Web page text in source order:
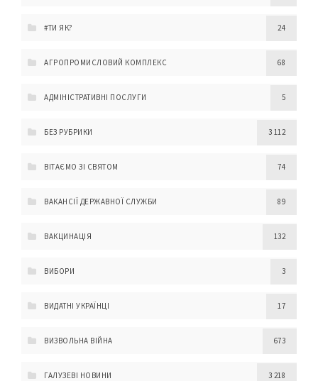
#ТИ ЯК? 24
АГРОПРОМИСЛОВИЙ КОМПЛЕКС 68
АДМІНІСТРАТИВНІ ПОСЛУГИ 5
БЕЗ РУБРИКИ 3 112
ВІТАЄМО ЗІ СВЯТОМ 74
ВАКАНСІЇ ДЕРЖАВНОЇ СЛУЖБИ 89
ВАКЦИНАЦІЯ 132
ВИБОРИ 3
ВИДАТНІ УКРАЇНЦІ 17
ВИЗВОЛЬНА ВІЙНА 673
ГАЛУЗЕВІ НОВИНИ 3 218